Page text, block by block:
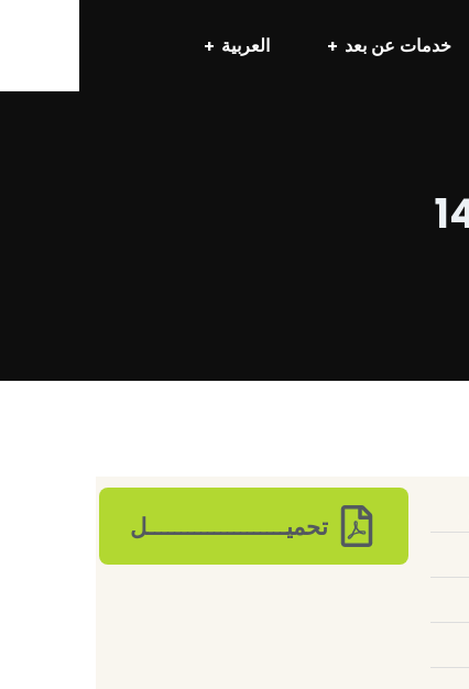
خدمات عن بعد العربية
تحميـــــــــــــــــــــل